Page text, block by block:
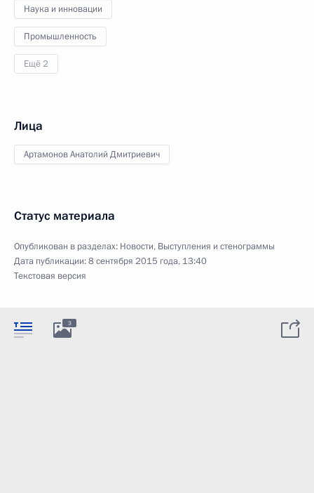
Наука и инновации
Промышленность
Ещё 2
Лица
Артамонов Анатолий Дмитриевич
Статус материала
Опубликован в разделах: Новости, Выступления и стенограммы
Дата публикации:8 сентября 2015 года, 13:40
Текстовая версия
3